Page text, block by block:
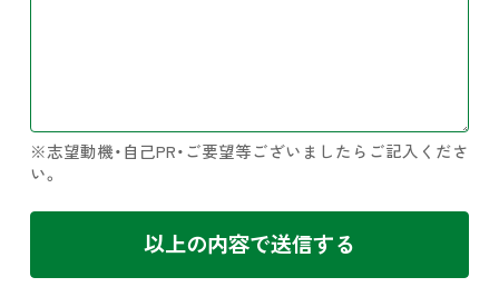
※志望動機・自己PR・ご要望等ございましたらご記入くださ
い。